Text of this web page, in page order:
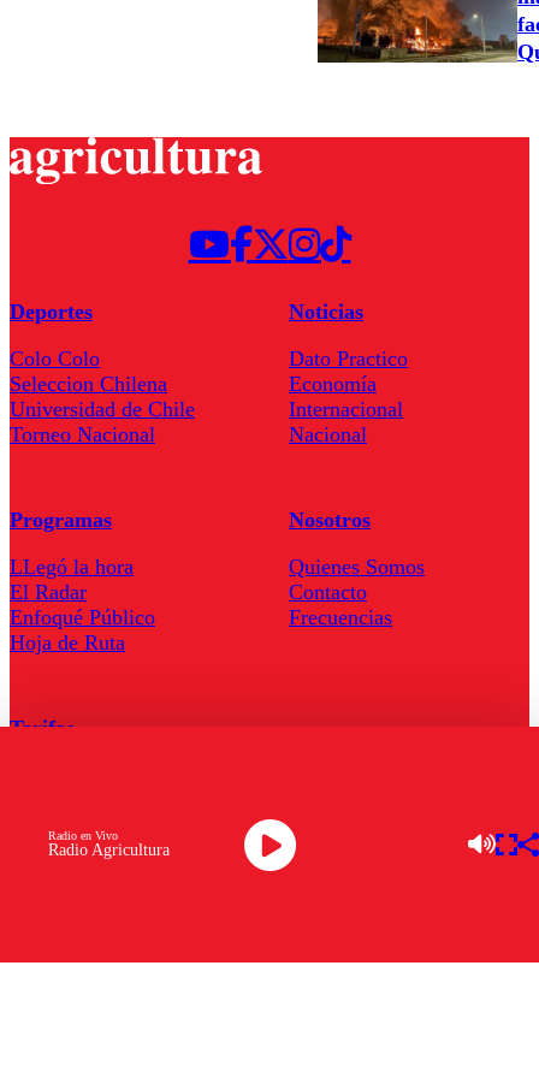
Radio Agricultura
Radio en Vivo
Deportes
Colo Colo
Seleccion Chilena
Universidad de Chile
Torneo Nacional
Noticias
Dato Practico
Economía
Internacional
Nacional
Programas
LLegó la hora
El Radar
Enfoqué Público
Hoja de Ruta
Nosotros
Quienes Somos
Contacto
Frecuencias
Tarifas
Descarga la APP